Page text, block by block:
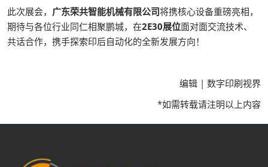
此次展会， 广东荣共智能机械有限公司将携核心设备重磅亮相，
期待与各位行业同仁相聚鹏城，在2E30展位面对面交流技术、
共话合作，携手探索印后自动化的全新发展方向！
编辑 | 数字印刷视界
*如需转载请注明以上内容